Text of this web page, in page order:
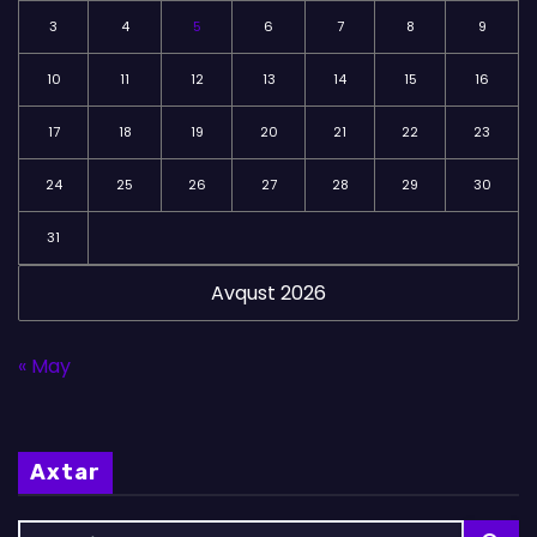
Avqust 2026
3 4 5 6 7 8 9
10 11 12 13 14 15 16
17 18 19 20 21 22 23
24 25 26 27 28 29 30
31
« May
Axtar